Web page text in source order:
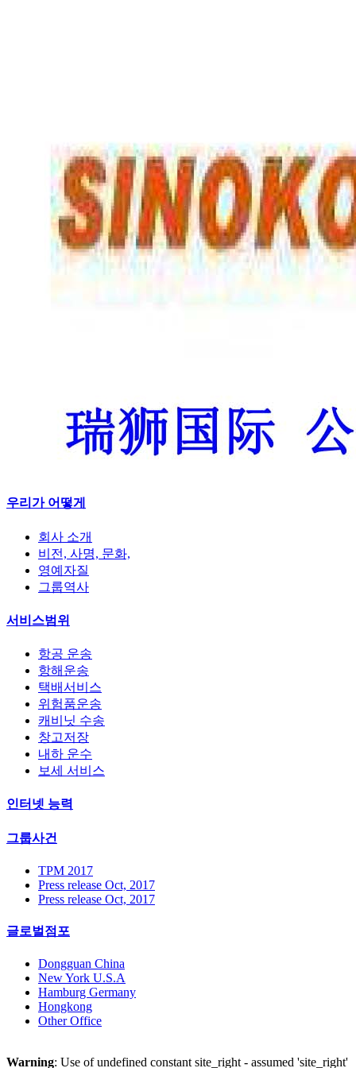
우리가 어떻게
회사 소개
비전, 사명, 문화,
영예자질
그룹역사
서비스범위
항공 운송
항해운송
택배서비스
위험품운송
캐비닛 수송
창고저장
내하 운수
보세 서비스
인터넷 능력
그룹사건
TPM 2017
Press release Oct, 2017
Press release Oct, 2017
글로벌점포
Dongguan China
New York U.S.A
Hamburg Germany
Hongkong
Other Office
Warning: Use of undefined constant site_right - assumed 'site_right'